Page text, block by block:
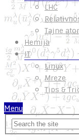
LHC
Tajne
Hemija
IT
Linux
Mreze
Tips &
Menu